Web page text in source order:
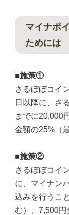
マイナポ
ためには
■施策①
さるぼぼコイ
日以降に、さ
までに20,000
金額の25%（
■施策②
さるぼぼコイ
に、マイナン
込みを行うこ
む）、7,500円